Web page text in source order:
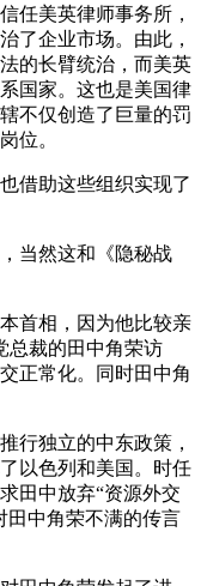
任美英律师事务所，
了企业市场。由此，
的长臂统治，而美英
国家。这也是美国律
不仅创造了巨量的罚
位。
借助这些组织实现了
当然这和《隐秘战
首相，因为他比较亲
总裁的田中角荣访
正常化。同时田中角
行独立的中东政策，
以色列和美国。时任
田中放弃“资源外交
田中角荣不满的传言